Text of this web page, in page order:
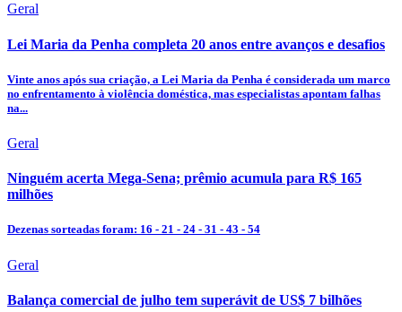
Geral
Lei Maria da Penha completa 20 anos entre avanços e desafios
Vinte anos após sua criação, a Lei Maria da Penha é considerada um marco
no enfrentamento à violência doméstica, mas especialistas apontam falhas
na...
Geral
Ninguém acerta Mega-Sena; prêmio acumula para R$ 165
milhões
Dezenas sorteadas foram: 16 - 21 - 24 - 31 - 43 - 54
Geral
Balança comercial de julho tem superávit de US$ 7 bilhões